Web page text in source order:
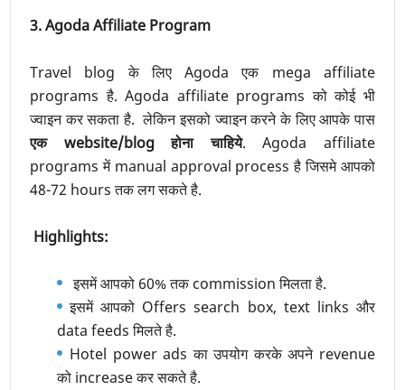
3. Agoda Affiliate Program
Travel blog के लिए Agoda एक mega affiliate
programs है. Agoda affiliate programs को कोई भी
ज्वाइन कर सकता है. लेकिन इसको ज्वाइन करने के लिए आपके पास
एक website/blog होना चाहिये. Agoda affiliate
programs में manual approval process है जिसमे आपको
48-72 hours तक लग सकते है.
Highlights:
इसमें आपको 60% तक commission मिलता है.
इसमें आपको Offers search box, text links और
data feeds मिलते है.
Hotel power ads का उपयोग करके अपने revenue
को increase कर सकते है.